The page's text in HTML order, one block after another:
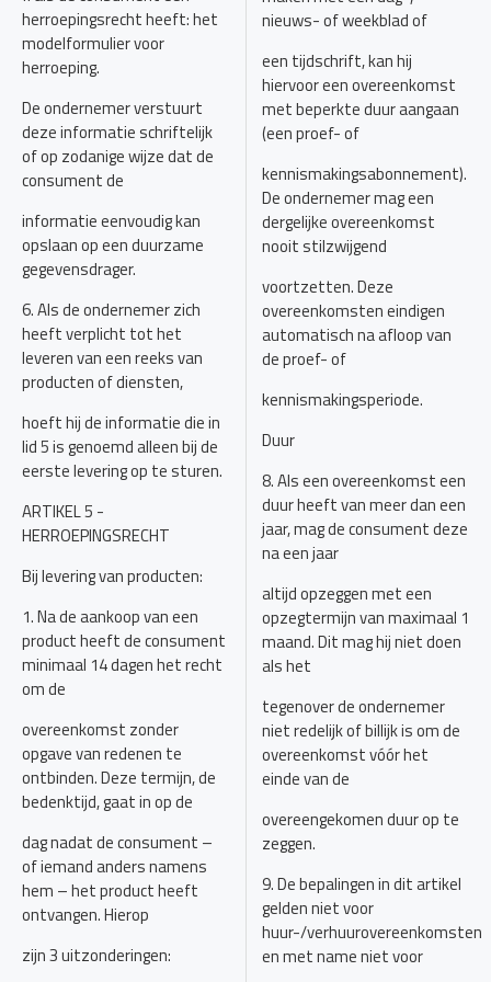
herroepingsrecht heeft: het
modelformulier voor
herroeping.
De ondernemer verstuurt
deze informatie schriftelijk
of op zodanige wijze dat de
consument de
informatie eenvoudig kan
opslaan op een duurzame
gegevensdrager.
6. Als de ondernemer zich
heeft verplicht tot het
leveren van een reeks van
producten of diensten,
hoeft hij de informatie die in
lid 5 is genoemd alleen bij de
eerste levering op te sturen.
ARTIKEL 5 -
HERROEPINGSRECHT
Bij levering van producten:
1. Na de aankoop van een
product heeft de consument
minimaal 14 dagen het recht
om de
overeenkomst zonder
opgave van redenen te
ontbinden. Deze termijn, de
bedenktijd, gaat in op de
dag nadat de consument –
of iemand anders namens
hem – het product heeft
ontvangen. Hierop
zijn 3 uitzonderingen:
nieuws- of weekblad of
een tijdschrift, kan hij
hiervoor een overeenkomst
met beperkte duur aangaan
(een proef- of
kennismakingsabonnement).
De ondernemer mag een
dergelijke overeenkomst
nooit stilzwijgend
voortzetten. Deze
overeenkomsten eindigen
automatisch na afloop van
de proef- of
kennismakingsperiode.
Duur
8. Als een overeenkomst een
duur heeft van meer dan een
jaar, mag de consument deze
na een jaar
altijd opzeggen met een
opzegtermijn van maximaal 1
maand. Dit mag hij niet doen
als het
tegenover de ondernemer
niet redelijk of billijk is om de
overeenkomst vóór het
einde van de
overeengekomen duur op te
zeggen.
9. De bepalingen in dit artikel
gelden niet voor
huur-/verhuurovereenkomsten
en met name niet voor